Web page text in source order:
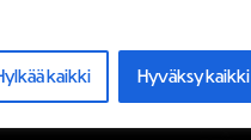
kaikki Hyväksy kaikki